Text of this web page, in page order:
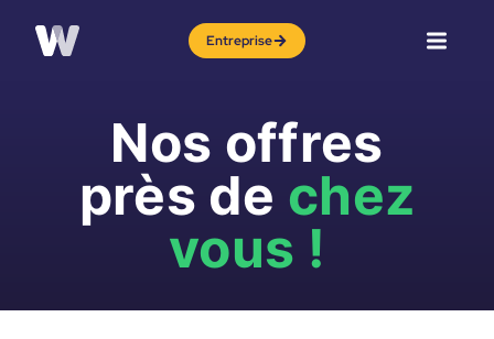
Entreprise
Nos offres
près de chez
vous !